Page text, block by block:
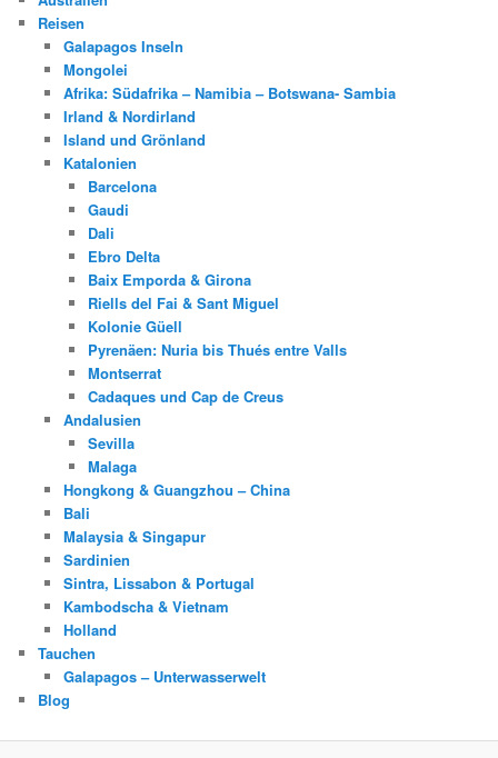
Reisen
Galapagos Inseln
Mongolei
Afrika: Südafrika – Namibia – Botswana- Sambia
Irland & Nordirland
Island und Grönland
Katalonien
Barcelona
Gaudi
Dali
Ebro Delta
Baix Emporda & Girona
Riells del Fai & Sant Miguel
Kolonie Güell
Pyrenäen: Nuria bis Thués entre Valls
Montserrat
Cadaques und Cap de Creus
Andalusien
Sevilla
Malaga
Hongkong & Guangzhou – China
Bali
Malaysia & Singapur
Sardinien
Sintra, Lissabon & Portugal
Kambodscha & Vietnam
Holland
Tauchen
Galapagos – Unterwasserwelt
Blog